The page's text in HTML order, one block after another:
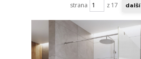
strana z 17 další